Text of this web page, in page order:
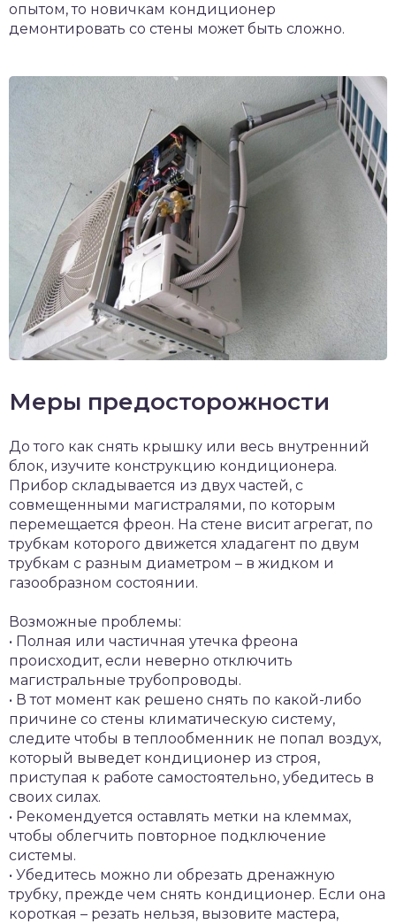
опытом, то новичкам кондиционер
демонтировать со стены может быть сложно.
Меры предосторожности
До того как снять крышку или весь внутренний
блок, изучите конструкцию кондиционера.
Прибор складывается из двух частей, с
совмещенными магистралями, по которым
перемещается фреон. На стене висит агрегат, по
трубкам которого движется хладагент по двум
трубкам с разным диаметром – в жидком и
газообразном состоянии.
Возможные проблемы:
• Полная или частичная утечка фреона
происходит, если неверно отключить
магистральные трубопроводы.
• В тот момент как решено снять по какой-либо
причине со стены климатическую систему,
следите чтобы в теплообменник не попал воздух,
который выведет кондиционер из строя,
приступая к работе самостоятельно, убедитесь в
своих силах.
• Рекомендуется оставлять метки на клеммах,
чтобы облегчить повторное подключение
системы.
• Убедитесь можно ли обрезать дренажную
трубку, прежде чем снять кондиционер. Если она
короткая – резать нельзя, вызовите мастера,